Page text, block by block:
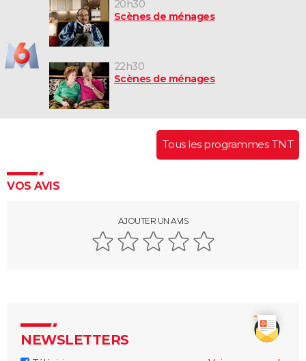
20h30
Scènes de ménages
22h30
Scènes de ménages
Tous les programmes TNT
VOS AVIS
AJOUTER UN AVIS
NEWSLETTERS